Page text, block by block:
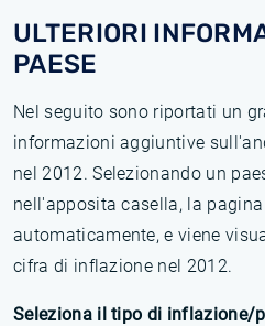
ULTERIORI
PAESE
Nel seguito sono riportati un
informazioni aggiuntive
nel 2012. Selezionando un
nell'apposita casella, la
automaticamente, e viene
cifra di inflazione nel 2012.
Seleziona il tipo di inflazione/